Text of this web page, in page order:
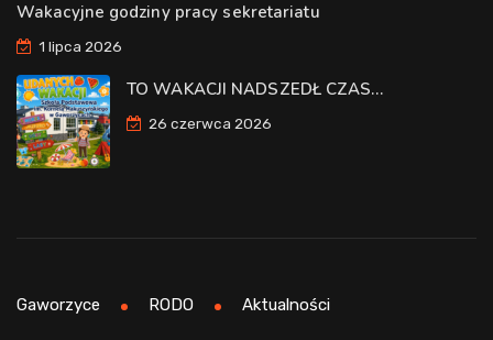
Wakacyjne godziny pracy sekretariatu
1 lipca 2026
TO WAKACJI NADSZEDŁ CZAS…
26 czerwca 2026
Gaworzyce RODO Aktualności